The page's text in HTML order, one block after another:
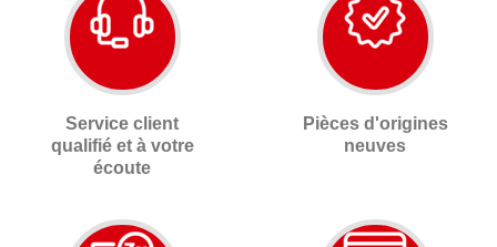
Service client
qualifié et à votre
écoute
Pièces d'origines
neuves